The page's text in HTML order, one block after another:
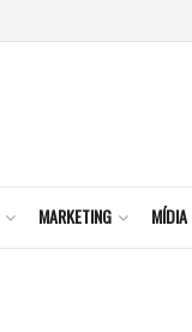
MARKETING MÍDIA